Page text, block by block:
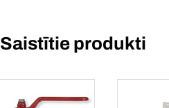
Saistītie produkti